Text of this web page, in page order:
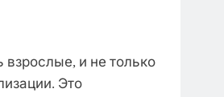
и не только
Это